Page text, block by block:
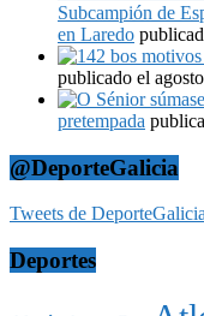
Subcampión de
en Laredo
publicado el
pretempada
@DeporteGalicia
Tweets de DeporteGalicia
Deportes